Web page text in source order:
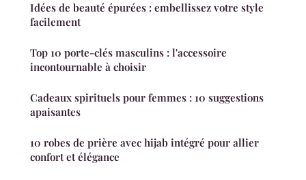
Idées de beauté épurées : embellissez votre style
facilement
Top 10 porte-clés masculins : l'accessoire
incontournable à choisir
Cadeaux spirituels pour femmes : 10 suggestions
apaisantes
10 robes de prière avec hijab intégré pour allier
confort et élégance